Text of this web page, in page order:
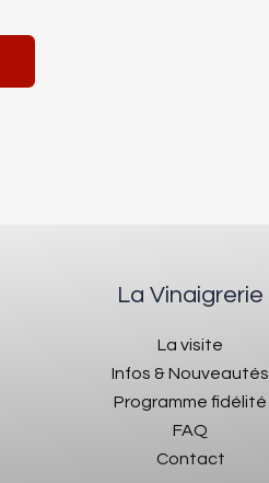
La Vinaigrerie
La visite
Infos & Nouveautés
Programme fidélité
FAQ
Contact